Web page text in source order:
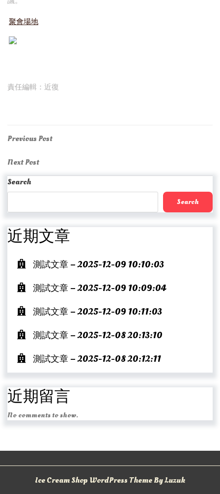
聚會場地
責任編輯：近復
Post
navigation
Previous
Previous Post
Next
Post
Next Post
Search
Search
近期文章
測試文章 – 2025-12-09 10:10:03
測試文章 – 2025-12-09 10:09:04
測試文章 – 2025-12-09 10:11:03
測試文章 – 2025-12-08 20:13:10
測試文章 – 2025-12-08 20:12:11
近期留言
No comments to show.
Ice Cream Shop WordPress Theme By Luzuk